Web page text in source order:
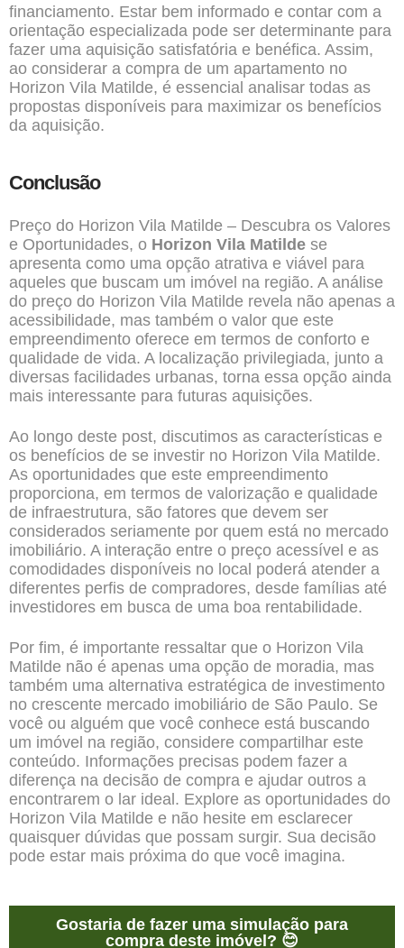
financiamento. Estar bem informado e contar com a
orientação especializada pode ser determinante para
fazer uma aquisição satisfatória e benéfica. Assim,
ao considerar a compra de um apartamento no
Horizon Vila Matilde, é essencial analisar todas as
propostas disponíveis para maximizar os benefícios
da aquisição.
Conclusão
Preço do Horizon Vila Matilde – Descubra os Valores
e Oportunidades, o Horizon Vila Matilde se
apresenta como uma opção atrativa e viável para
aqueles que buscam um imóvel na região. A análise
do preço do Horizon Vila Matilde revela não apenas a
acessibilidade, mas também o valor que este
empreendimento oferece em termos de conforto e
qualidade de vida. A localização privilegiada, junto a
diversas facilidades urbanas, torna essa opção ainda
mais interessante para futuras aquisições.
Ao longo deste post, discutimos as características e
os benefícios de se investir no Horizon Vila Matilde.
As oportunidades que este empreendimento
proporciona, em termos de valorização e qualidade
de infraestrutura, são fatores que devem ser
considerados seriamente por quem está no mercado
imobiliário. A interação entre o preço acessível e as
comodidades disponíveis no local poderá atender a
diferentes perfis de compradores, desde famílias até
investidores em busca de uma boa rentabilidade.
Por fim, é importante ressaltar que o Horizon Vila
Matilde não é apenas uma opção de moradia, mas
também uma alternativa estratégica de investimento
no crescente mercado imobiliário de São Paulo. Se
você ou alguém que você conhece está buscando
um imóvel na região, considere compartilhar este
conteúdo. Informações precisas podem fazer a
diferença na decisão de compra e ajudar outros a
encontrarem o lar ideal. Explore as oportunidades do
Horizon Vila Matilde e não hesite em esclarecer
quaisquer dúvidas que possam surgir. Sua decisão
pode estar mais próxima do que você imagina.
Gostaria de fazer uma simulação para
compra deste imóvel? 😊